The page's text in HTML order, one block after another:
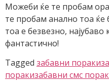
Можеби ќе те пробам
те пробам анално тоа ќе
тоа е безвезно,
фантастично!
Tagged забавни пораки
поракизабавни смс